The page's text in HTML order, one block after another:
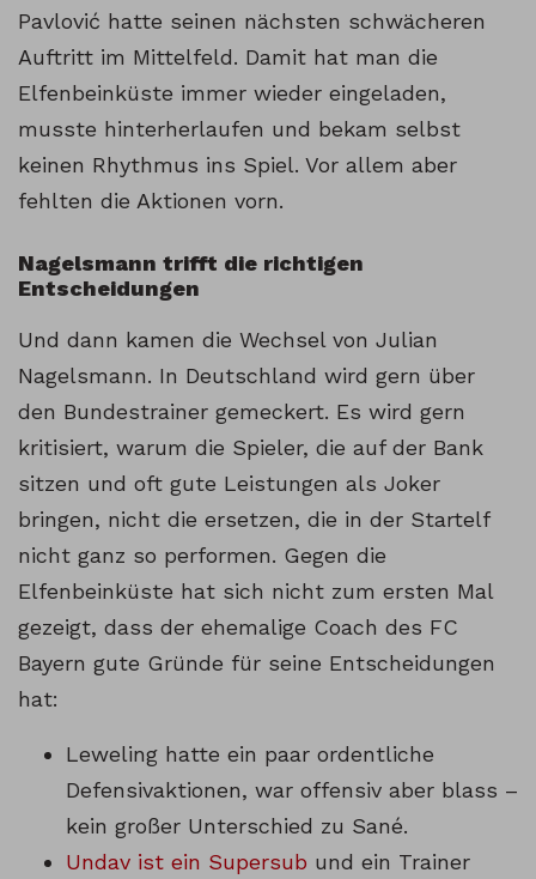
Pavlović hatte seinen nächsten schwächeren
Auftritt im Mittelfeld. Damit hat man die
Elfenbeinküste immer wieder eingeladen,
musste hinterherlaufen und bekam selbst
keinen Rhythmus ins Spiel. Vor allem aber
fehlten die Aktionen vorn.
Nagelsmann trifft die richtigen
Entscheidungen
Und dann kamen die Wechsel von Julian
Nagelsmann. In Deutschland wird gern über
den Bundestrainer gemeckert. Es wird gern
kritisiert, warum die Spieler, die auf der Bank
sitzen und oft gute Leistungen als Joker
bringen, nicht die ersetzen, die in der Startelf
nicht ganz so performen. Gegen die
Elfenbeinküste hat sich nicht zum ersten Mal
gezeigt, dass der ehemalige Coach des FC
Bayern gute Gründe für seine Entscheidungen
hat:
Leweling hatte ein paar ordentliche
Defensivaktionen, war offensiv aber blass –
kein großer Unterschied zu Sané.
Undav ist ein Supersub und ein Trainer